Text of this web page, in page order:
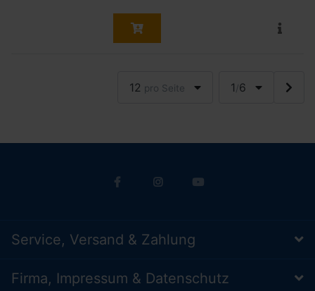
12 pro Seite 1/6
Service, Versand & Zahlung
Firma, Impressum & Datenschutz